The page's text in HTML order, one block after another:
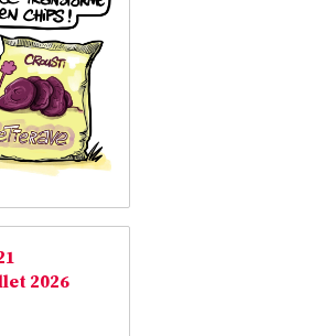
2026